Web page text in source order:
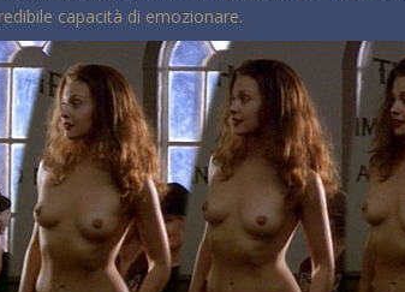
capacità di emozionare.